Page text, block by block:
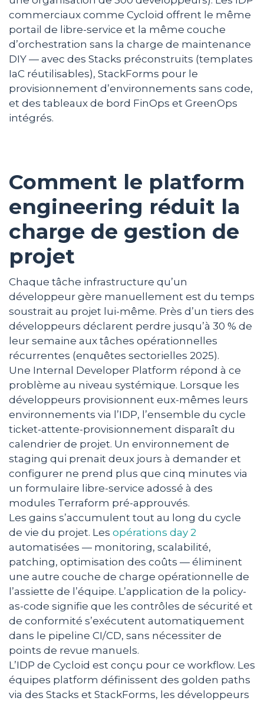
commerciaux comme Cycloid offrent le même
portail de libre-service et la même couche
d’orchestration sans la charge de maintenance
DIY — avec des Stacks préconstruits (templates
IaC réutilisables), StackForms pour le
provisionnement d’environnements sans code,
et des tableaux de bord FinOps et GreenOps
intégrés.
Comment le platform
engineering réduit la
charge de gestion de
projet
Chaque tâche infrastructure qu’un
développeur gère manuellement est du temps
soustrait au projet lui-même. Près d’un tiers des
développeurs déclarent perdre jusqu’à 30 % de
leur semaine aux tâches opérationnelles
récurrentes (enquêtes sectorielles 2025).
Une Internal Developer Platform répond à ce
problème au niveau systémique. Lorsque les
développeurs provisionnent eux-mêmes leurs
environnements via l’IDP, l’ensemble du cycle
ticket-attente-provisionnement disparaît du
calendrier de projet. Un environnement de
staging qui prenait deux jours à demander et
configurer ne prend plus que cinq minutes via
un formulaire libre-service adossé à des
modules Terraform pré-approuvés.
Les gains s’accumulent tout au long du cycle
de vie du projet. Les opérations day 2
automatisées — monitoring, scalabilité,
patching, optimisation des coûts — éliminent
une autre couche de charge opérationnelle de
l’assiette de l’équipe. L’application de la policy-
as-code signifie que les contrôles de sécurité et
de conformité s’exécutent automatiquement
dans le pipeline CI/CD, sans nécessiter de
points de revue manuels.
L’IDP de Cycloid est conçu pour ce workflow. Les
équipes platform définissent des golden paths
via des Stacks et StackForms, les développeurs